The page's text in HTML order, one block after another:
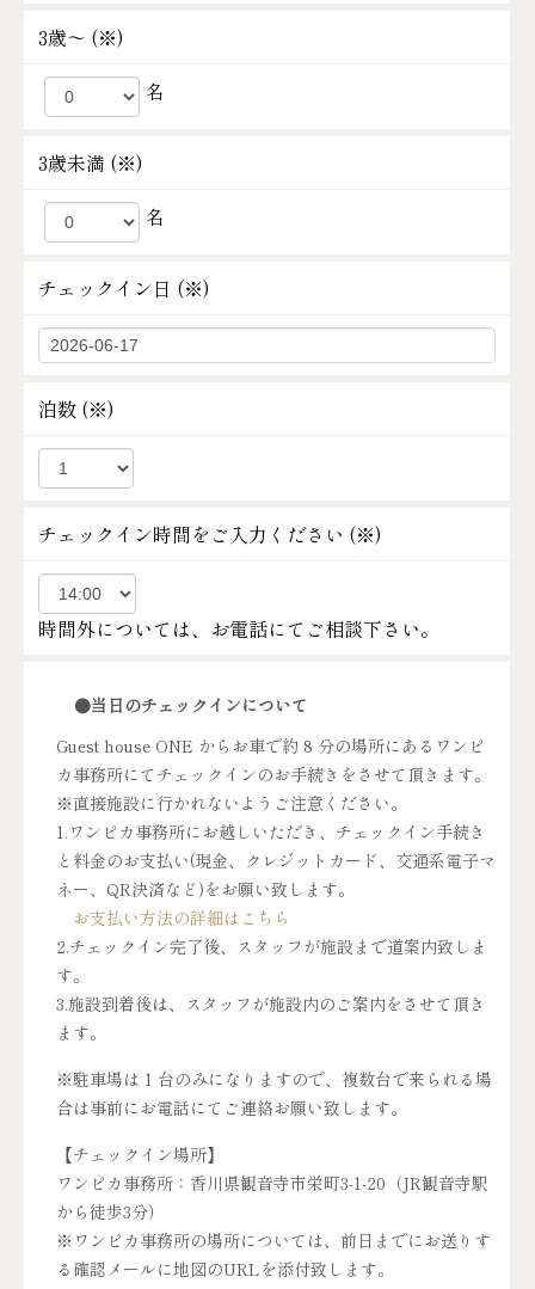
3歳～ (※)
名
3歳未満 (※)
名
チェックイン日 (※)
泊数 (※)
チェックイン時間をご入力ください (※)
時間外については、お電話にてご相談下さい。
●当日のチェックインについて
Guest house ONE からお車で約 8 分の場所にあるワンピ
カ事務所にてチェックインのお手続きをさせて頂きます。
※直接施設に行かれないようご注意ください。
1.ワンピカ事務所にお越しいただき、チェックイン手続き
と料金のお支払い(現金、クレジットカード、交通系電子マ
ネー、QR決済など)をお願い致します。
お支払い方法の詳細はこちら
2.チェックイン完了後、スタッフが施設まで道案内致しま
す。
3.施設到着後は、スタッフが施設内のご案内をさせて頂き
ます。
※駐車場は 1 台のみになりますので、複数台で来られる場
合は事前にお電話にてご連絡お願い致します。
【チェックイン場所】
ワンピカ事務所：香川県観音寺市栄町3-1-20（JR観音寺駅
から徒歩3分）
※ワンピカ事務所の場所については、前日までにお送りす
る確認メールに地図のURLを添付致します。